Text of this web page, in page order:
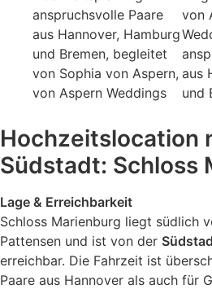
Hochzeitslocation
Südstadt: Schloss
Lage & Erreichbarkeit
Schloss Marienburg liegt südlich
Pattensen und ist von der
erreichbar. Die Fahrzeit ist
Paare aus Hannover als auch für